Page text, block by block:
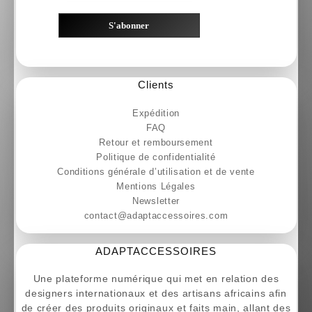
Clients
Expédition
FAQ
Retour et remboursement
Politique de confidentialité
Conditions générale d’utilisation et de vente
Mentions Légales
Newsletter
contact@adaptaccessoires.com
ADAPTACCESSOIRES
Une plateforme numérique qui met en relation des
designers internationaux et des artisans africains afin
de créer des produits originaux et faits main, allant des